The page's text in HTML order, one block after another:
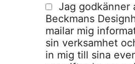
Jag godkänner
Beckmans
mailar mig
sin verksamhet
in mig till sina